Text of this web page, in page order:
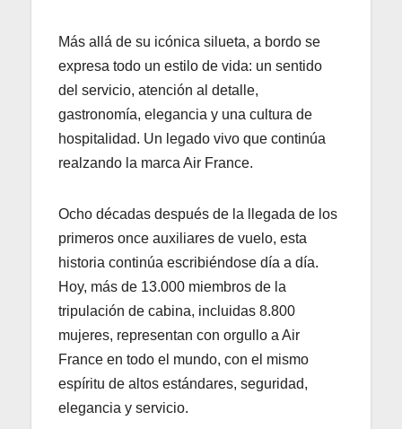
Más allá de su icónica silueta, a bordo se
expresa todo un estilo de vida: un sentido
del servicio, atención al detalle,
gastronomía, elegancia y una cultura de
hospitalidad. Un legado vivo que continúa
realzando la marca Air France.
Ocho décadas después de la llegada de los
primeros once auxiliares de vuelo, esta
historia continúa escribiéndose día a día.
Hoy, más de 13.000 miembros de la
tripulación de cabina, incluidas 8.800
mujeres, representan con orgullo a Air
France en todo el mundo, con el mismo
espíritu de altos estándares, seguridad,
elegancia y servicio.